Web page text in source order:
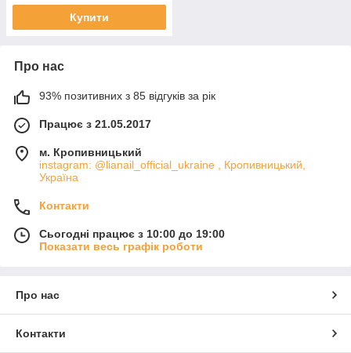
Купити
Про нас
93% позитивних з 85 відгуків за рік
Працює з 21.05.2017
м. Кропивницький
instagram: @lianail_official_ukraine , Кропивницький,
Україна
Контакти
Сьогодні працює з 10:00 до 19:00
Показати весь графік роботи
Про нас
Контакти